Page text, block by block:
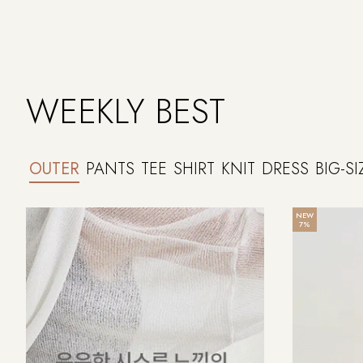
WEEKLY BEST
OUTER PANTS TEE SHIRT KNIT DRESS BIG-
NEW
7%